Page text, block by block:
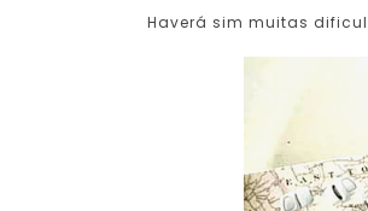
Haverá sim muitas